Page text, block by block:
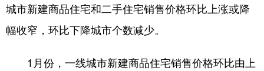
新疆 内蒙古 黑龙江
城市新建商品住宅和二手住宅销售价格环比上涨或降
幅收窄，环比下降城市个数减少。
1月份，一线城市新建商品住宅销售价格环比由上